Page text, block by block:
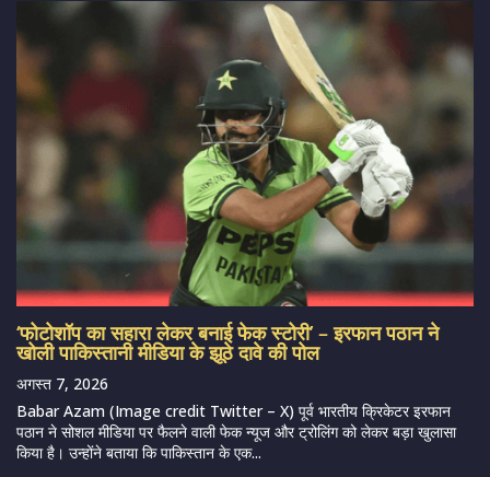
‘फोटोशॉप का सहारा लेकर बनाई फेक स्टोरी’ – इरफान पठान ने
खोली पाकिस्तानी मीडिया के झूठे दावे की पोल
अगस्त 7, 2026
Babar Azam (Image credit Twitter – X) पूर्व भारतीय क्रिकेटर इरफान
पठान ने सोशल मीडिया पर फैलने वाली फेक न्यूज और ट्रोलिंग को लेकर बड़ा खुलासा
किया है। उन्होंने बताया कि पाकिस्तान के एक...